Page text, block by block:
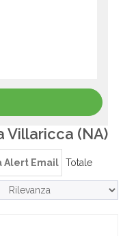
Villaricca (NA)
Alert Email Totale